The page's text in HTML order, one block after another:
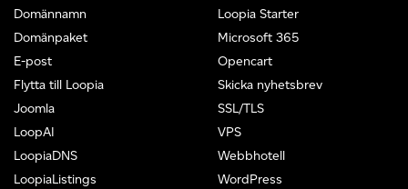
Domännamn
Domänpaket
E-post
Flytta till Loopia
Joomla
LoopAI
LoopiaDNS
LoopiaListings
Loopia Starter
Microsoft 365
Opencart
Skicka nyhetsbrev
SSL/TLS
VPS
Webbhotell
WordPress